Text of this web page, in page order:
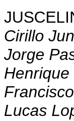
Cirillo
Jorge
Henrique
Lucas